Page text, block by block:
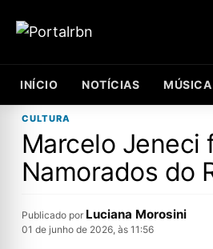
INÍCIO NOTÍCIAS MÚSICA
CULTURA
Marcelo Jeneci
Namorados do
Publicado por Luciana Morosini
01 de junho de 2026, às 11:56